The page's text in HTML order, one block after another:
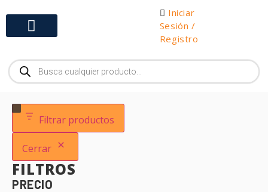
Iniciar
Sesión /
Registro
Filtrar productos
Cerrar
FILTROS
PRECIO